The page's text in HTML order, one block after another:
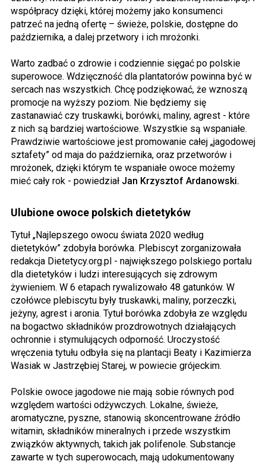
współpracy dzięki, której możemy jako konsumenci
patrzeć na jedną ofertę – świeże, polskie, dostępne do
października, a dalej przetwory i ich mrożonki.
Warto zadbać o zdrowie i codziennie sięgać po polskie
superowoce. Wdzięczność dla plantatorów powinna być w
sercach nas wszystkich. Chcę podziękować, że wznoszą
promocje na wyższy poziom. Nie będziemy się
zastanawiać czy truskawki, borówki, maliny, agrest - które
z nich są bardziej wartościowe. Wszystkie są wspaniałe.
Prawdziwie wartościowe jest promowanie całej „jagodowej
sztafety” od maja do października, oraz przetworów i
mrożonek, dzięki którym te wspaniałe owoce możemy
mieć cały rok - powiedział Jan Krzysztof Ardanowski.
Ulubione owoce polskich dietetyków
Tytuł „Najlepszego owocu świata 2020 według
dietetyków” zdobyła borówka. Plebiscyt zorganizowała
redakcja Dietetycy.org.pl - największego polskiego portalu
dla dietetyków i ludzi interesujących się zdrowym
żywieniem. W 6 etapach rywalizowało 48 gatunków. W
czołówce plebiscytu były truskawki, maliny, porzeczki,
jeżyny, agrest i aronia. Tytuł borówka zdobyła ze względu
na bogactwo składników prozdrowotnych działających
ochronnie i stymulujących odporność. Uroczystość
wręczenia tytułu odbyła się na plantacji Beaty i Kazimierza
Wasiak w Jastrzębiej Starej, w powiecie grójeckim.
Polskie owoce jagodowe nie mają sobie równych pod
względem wartości odżywczych. Lokalne, świeże,
aromatyczne, pyszne, stanowią skoncentrowane źródło
witamin, składników mineralnych i przede wszystkim
związków aktywnych, takich jak polifenole. Substancje
zawarte w tych superowocach, mają udokumentowany